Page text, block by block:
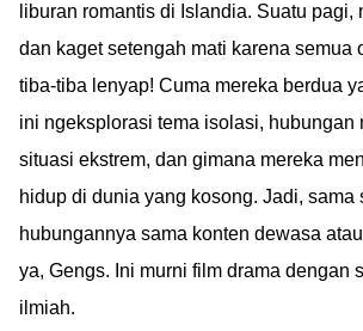
liburan romantis di Islandia. Suatu pagi,
dan kaget setengah mati karena semua
tiba-tiba lenyap! Cuma mereka berdua
ini ngeksplorasi tema isolasi, hubungan
situasi ekstrem, dan gimana mereka
hidup di dunia yang kosong. Jadi, sama
hubungannya sama konten dewasa
ya, Gengs. Ini murni film drama dengan
ilmiah.